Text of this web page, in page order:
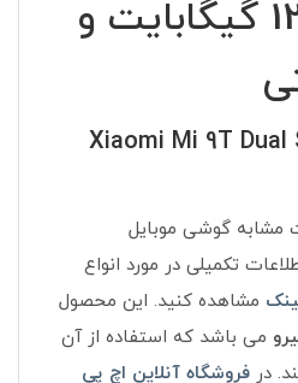
و ظرفیت 128 گیگابایت و
Xiaomi Mi 9T Dual
مشابه گوشی موبایل
تکمیلی در مورد انواع
مشاهده کنید. این محصول
می باشد که استفاده از آن
فروشگاه آنلاین اچ پی